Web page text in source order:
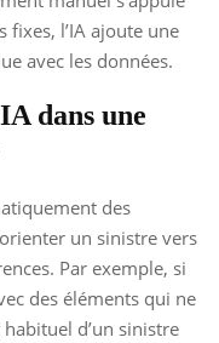
fixes, l’IA ajoute une
avec les données.
dans une
des
un sinistre vers
Par exemple, si
des éléments qui ne
d’un sinistre